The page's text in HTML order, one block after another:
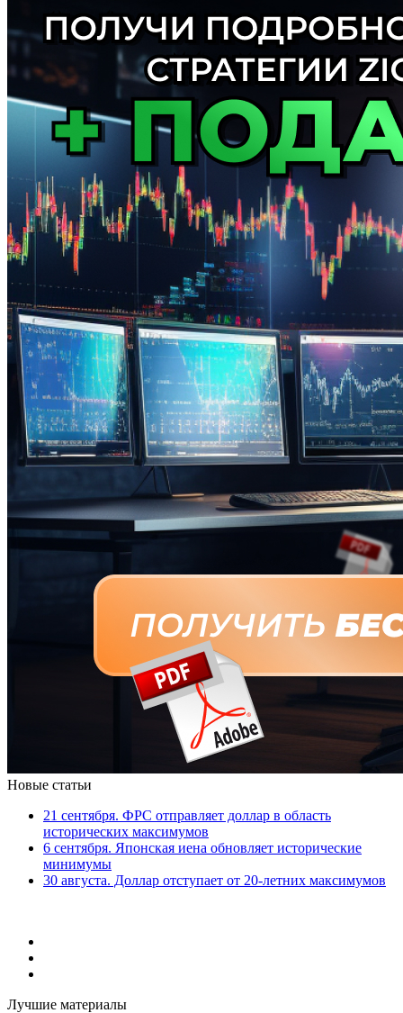
Новые статьи
21 сентября. ФРС отправляет доллар в область
исторических максимумов
6 сентября. Японская иена обновляет исторические
минимумы
30 августа. Доллар отступает от 20-летних максимумов
Лучшие материалы